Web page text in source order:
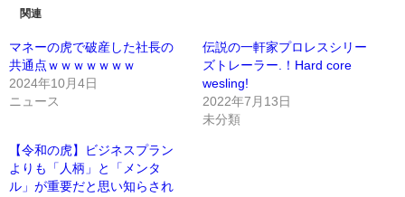
関連
マネーの虎で破産した社長の
共通点ｗｗｗｗｗｗｗ
2024年10月4日
ニュース
伝説の一軒家プロレスシリー
ズトレーラー.！Hard core
wesling!
2022年7月13日
未分類
【令和の虎】ビジネスプラン
よりも「人柄」と「メンタ
ル」が重要だと思い知らされ